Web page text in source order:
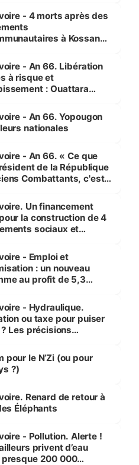
futures »
- 4 morts après des
à Kossandji
sinistrés
- An 66. Libération
à risque et
: Ouattara
droit pour préserver les
»
- An 66. Yopougon
nationales
- An 66. « Ce que
de la République
Combattants, c'est
Un financement
la construction de 4
sociaux et
- Emploi et
: un nouveau
au profit de 5,3
- Hydraulique.
ou taxe pour puiser
? Les précisions
pour le N’Zi (ou pour
?)
Renard de retour à
Éléphants
- Pollution. Alerte !
privent d’eau
200 000